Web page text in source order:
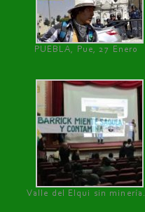
PUEBLA, Pue, 27 Enero
Valle del Elqui sin minería.